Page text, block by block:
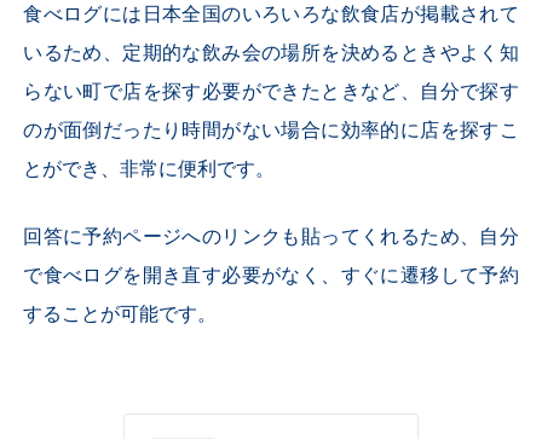
食べログには日本全国のいろいろな飲食店が掲載されて
いるため、定期的な飲み会の場所を決めるときやよく知
らない町で店を探す必要ができたときなど、自分で探す
のが面倒だったり時間がない場合に効率的に店を探すこ
とができ、非常に便利です。
回答に予約ページへのリンクも貼ってくれるため、自分
で食べログを開き直す必要がなく、すぐに遷移して予約
することが可能です。